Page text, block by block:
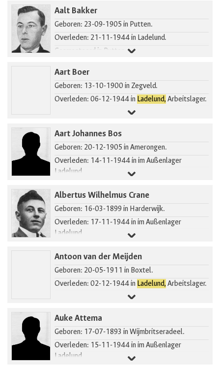
Aalt Bakker
Geboren: 23-09-1905 in Putten.
Overleden: 21-11-1944 in Ladelund.
Gearresteerd in Putten.
Aart Boer
Geboren: 13-10-1900 in Zegveld.
Overleden: 06-12-1944 in Ladelund, Arbeitslager.
Aart Johannes Bos
Geboren: 20-12-1905 in Amerongen.
Overleden: 14-11-1944 in im Außenlager
Ladelund.
Albertus Wilhelmus Crane
Geboren: 16-03-1899 in Harderwijk.
Overleden: 17-11-1944 in im Außenlager
Ladelund.
Antoon van der Meijden
Geboren: 20-05-1911 in Boxtel.
Overleden: 02-12-1944 in Ladelund, Arbeitslager.
Auke Attema
Geboren: 17-07-1893 in Wijmbritseradeel.
Overleden: 15-11-1944 in im Außenlager
Ladelund.